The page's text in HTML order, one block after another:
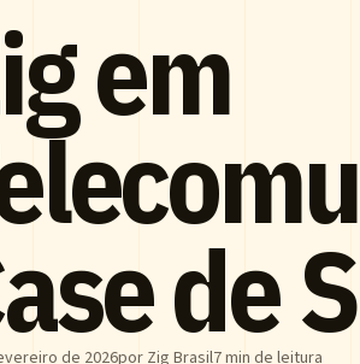
em
de
de 2026por Zig Brasil7 min de leitura